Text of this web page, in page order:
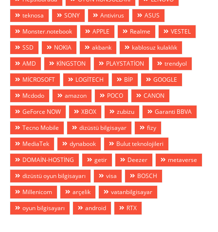
teknosa
SONY Antivirus
ASUS
Monster.notebook
APPLE Realme
VESTEL
SSD
NOKIA akbank
kablosuz kulaklık
AMD
KİNGSTON PLAYSTATİON
trendyol
MİCROSOFT
LOGİTECH BİP
GOOGLE
Mcdodo
amazon POCO
CANON
GeForce NOW
XBOX zubizu
Garanti BBVA
Tecno Mobile
dizüstü bilgisayar
fizy
MediaTek
dynabook
Bulut teknolojileri
DOMAİN-HOSTİNG
getir Deezer
metaverse
dizüstü oyun bilgisayarı
visa
BOSCH
Millenicom
arçelik
vatanbilgisayar
oyun bilgisayarı
android RTX